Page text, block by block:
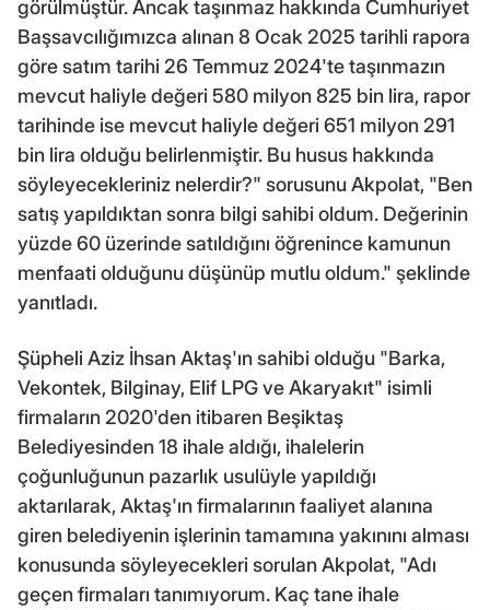
görülmüştür. Ancak taşınmaz hakkında Cumhuriyet
Başsavcılığımızca alınan 8 Ocak 2025 tarihli rapora
göre satım tarihi 26 Temmuz 2024'te taşınmazın
mevcut haliyle değeri 580 milyon 825 bin lira, rapor
tarihinde ise mevcut haliyle değeri 651 milyon 291
bin lira olduğu belirlenmiştir. Bu husus hakkında
söyleyecekleriniz nelerdir?" sorusunu Akpolat, "Ben
satış yapıldıktan sonra bilgi sahibi oldum. Değerinin
yüzde 60 üzerinde satıldığını öğrenince kamunun
menfaati olduğunu düşünüp mutlu oldum." şeklinde
yanıtladı.
Şüpheli Aziz İhsan Aktaş'ın sahibi olduğu "Barka,
Vekontek, Bilginay, Elif LPG ve Akaryakıt" isimli
firmaların 2020'den itibaren Beşiktaş
Belediyesinden 18 ihale aldığı, ihalelerin
çoğunluğunun pazarlık usulüyle yapıldığı
aktarılarak, Aktaş'ın firmalarının faaliyet alanına
giren belediyenin işlerinin tamamına yakınını alması
konusunda söyleyecekleri sorulan Akpolat, "Adı
geçen firmaları tanımıyorum. Kaç tane ihale